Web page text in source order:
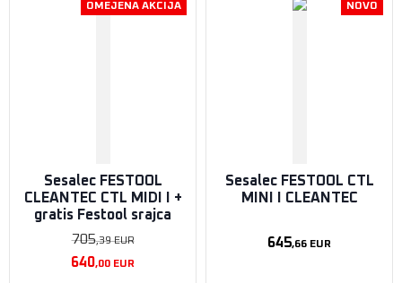
OMEJENA AKCIJA
Sesalec FESTOOL
CLEANTEC CTL MIDI I +
gratis Festool srajca
705,39EUR
640,00 EUR
NOVO
Sesalec FESTOOL CTL
MINI I CLEANTEC
645,66 EUR